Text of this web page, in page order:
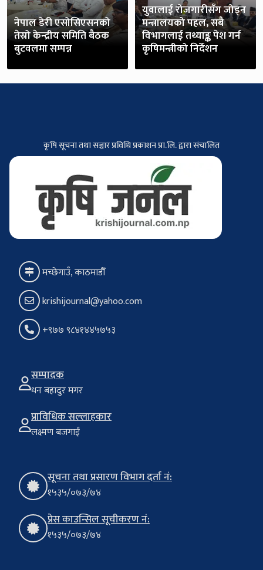
नेपाल डेरी एसोसिएसनको
तेस्रो केन्द्रीय समिति बैठक
बुटवलमा सम्पन्न
युवालाई रोजगारीसँग जोड्न
मन्त्रालयको पहल, सबै
विभागलाई तथ्याङ्क पेश गर्न
कृषिमन्त्रीको निर्देशन
कृषि सूचना तथा सञ्चार प्रविधि प्रकाशन प्रा.लि. द्वारा संचालित
मच्छेगाउँ, काठमाडौँ
krishijournal@yahoo.com
+९७७ ९८४१४४५७५३
सम्पादक
धन बहादुर मगर
प्राविधिक सल्लाहकार
लक्ष्मण बजगाईं
सूचना तथा प्रसारण विभाग दर्ता नं:
१५३५/०७३/७४
प्रेस काउन्सिल सूचीकरण नं:
१५३५/०७३/७४